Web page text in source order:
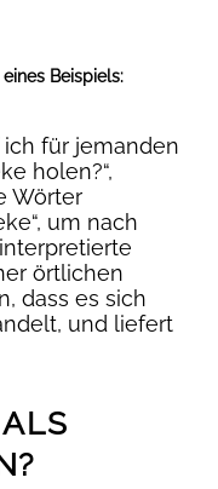
Beispiels:
ich für jemanden
holen?“,
Wörter
um nach
örtlichen
dass es sich
und liefert